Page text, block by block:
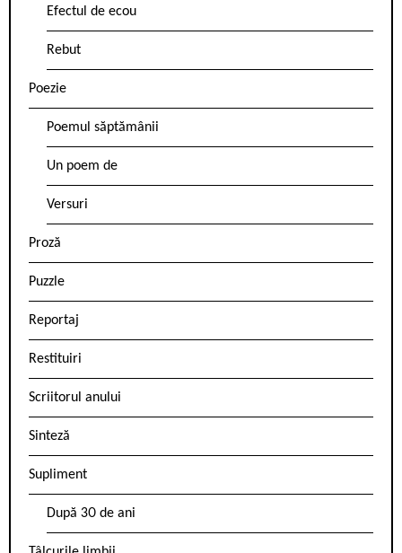
Efectul de ecou
Rebut
Poezie
Poemul săptămânii
Un poem de
Versuri
Proză
Puzzle
Reportaj
Restituiri
Scriitorul anului
Sinteză
Supliment
După 30 de ani